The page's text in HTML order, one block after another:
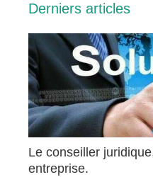
Derniers articles
Le conseiller
entreprise.